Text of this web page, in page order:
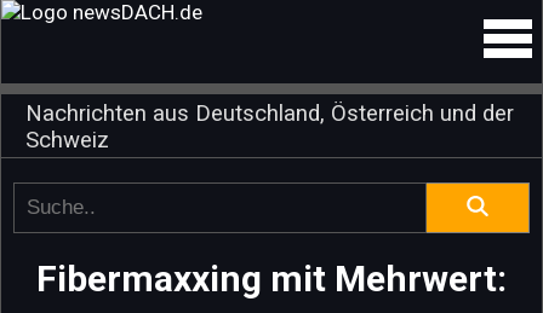
Nachrichten aus Deutschland, Österreich und der
Schweiz
Fibermaxxing mit Mehrwert: